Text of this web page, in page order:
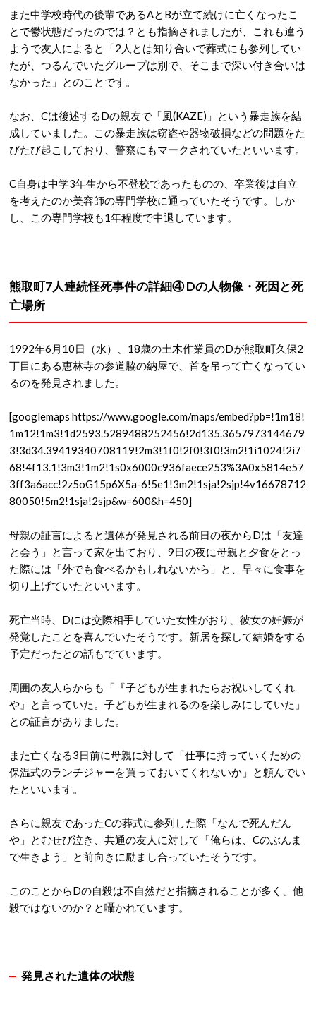
また中学校時代の後輩であるAとBが立て続けに亡くなったこ
とで鬱状態だったのでは？とも指摘されましたが、これも違う
ようで友人によると「2人とは知り合いで葬式にも参列してい
たが、つるんでいたグループは別で、そこまで深い付き合いは
なかった」とのことです。
なお、Cは後述するDの親友で「風(KAZE)」という暴走族を結
成していました。この暴走族は窃盗や器物破損などの問題をた
びたび起こしており、警察にもマークされていたといいます。
C自身は中学3年生から不登校であったものの、卒業後は自立
を考えたのか美容師の専門学校に通っていたそうです。しか
し、この専門学校も1年程度で中退しています。
熊取町7人連続怪死事件の詳細④ Dの人物像・死因と死
亡場所
1992年6月10日（水）、18歳の土木作業員のDが熊取町久保2
丁目にある恵林寺の参道脇の納屋で、 首を吊って亡くなってい
るのを発見されました。
[googlemaps https://www.google.com/maps/embed?pb=!1m18!
1m12!1m3!1d2593.5289488252456!2d135.3657973144679
3!3d34.39419340708119!2m3!1f0!2f0!3f0!3m2!1i1024!2i7
68!4f13.1!3m3!1m2!1s0x6000c936faece253%3A0x5814e57
3ff3a6acc!2z5oG15p6X5a-6!5e1!3m2!1sja!2sjp!4v16678712
80050!5m2!1sja!2sjp&w=600&h=450]
母親の証言によると遺体が発見される前日の夜からDは「友達
と会う」と言って家を出ており、9日の夜に母親と夕食をとっ
た際には「外でも食べるかもしれないから」と、早々に食事を
切り上げていたといいます。
死亡当時、Dには交際相手していた女性がおり、彼女の妊娠が
発覚したことを喜んでいたそうです。新居を探して結婚をする
予定だったとの話もでています。
周囲の友人らからも「『子どもが生まれたらお祝いしてくれ
や』と言っていた。子どもが生まれるのを楽しみにしていた」
との証言がありました。
また亡くなる3日前に母親に対して「仕事に持っていくための
保温式のランチジャーを買っておいてくれないか」と頼んでい
たといいます。
さらに親友であったCの葬式に参列した際「なんで死んだん
や」とむせび泣き、共通の友人に対して「俺らは、Cのぶんま
で生きよう」と前向きに励まし合っていたそうです。
このことからDの自殺は不自然だと指摘されることが多く、他
殺ではないのか？と囁かれています。
発見された遺体の状態